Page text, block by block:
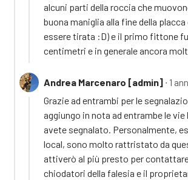
alcuni parti della roccia che
buona maniglia alla fine della
essere tirata :D) e il primo fittone
centimetri e in generale ancora
Andrea Marcenaro [admin] ∙ 1
Grazie ad entrambi per le
aggiungo in nota ad entrambe le vie
avete segnalato. Personalmente,
local, sono molto rattristato da
attiverò al più presto per
chiodatori della falesia e il